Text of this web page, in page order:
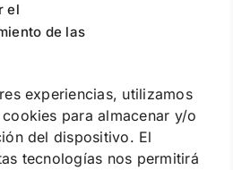
el
de las
experiencias, utilizamos
para almacenar y/o
del dispositivo. El
tecnologías nos permitirá
online